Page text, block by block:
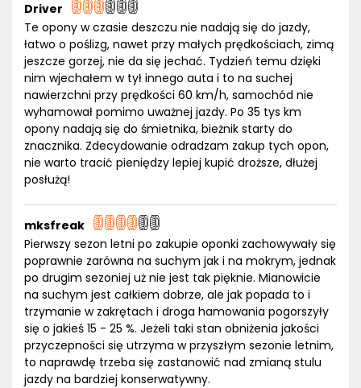
Driver
Te opony w czasie deszczu nie nadają się do jazdy,
łatwo o poślizg, nawet przy małych prędkościach, zimą
jeszcze gorzej, nie da się jechać. Tydzień temu dzięki
nim wjechałem w tył innego auta i to na suchej
nawierzchni przy prędkości 60 km/h, samochód nie
wyhamował pomimo uważnej jazdy. Po 35 tys km
opony nadają się do śmietnika, bieżnik starty do
znacznika. Zdecydowanie odradzam zakup tych opon,
nie warto tracić pieniędzy lepiej kupić droższe, dłużej
posłużą!
mksfreak
Pierwszy sezon letni po zakupie oponki zachowywały się
poprawnie zarówna na suchym jak i na mokrym, jednak
po drugim sezoniej uż nie jest tak pięknie. Mianowicie
na suchym jest całkiem dobrze, ale jak popada to i
trzymanie w zakrętach i droga hamowania pogorszyły
się o jakieś 15 - 25 %. Jeżeli taki stan obniżenia jakości
przyczepności się utrzyma w przyszłym sezonie letnim,
to naprawdę trzeba się zastanowić nad zmianą stulu
jazdy na bardziej konserwatywny.